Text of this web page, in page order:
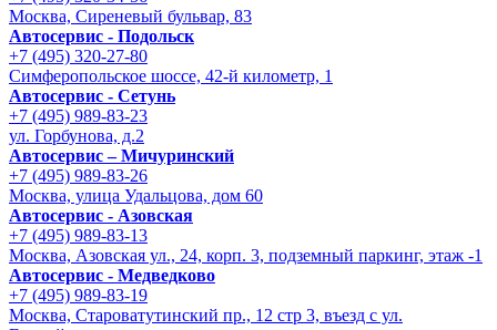
Москва, Сиреневый бульвар, 83
Автосервис - Подольск
+7 (495) 320-27-80
Симферопольское шоссе, 42-й километр, 1
Автосервис - Сетунь
+7 (495) 989-83-23
ул. Горбунова, д.2
Автосервис – Мичуринский
+7 (495) 989-83-26
Москва, улица Удальцова, дом 60
Автосервис - Азовская
+7 (495) 989-83-13
Москва, Азовская ул., 24, корп. 3, подземный паркинг, этаж -1
Автосервис - Медведково
+7 (495) 989-83-19
Москва, Староватутинский пр., 12 стр 3, въезд с ул.